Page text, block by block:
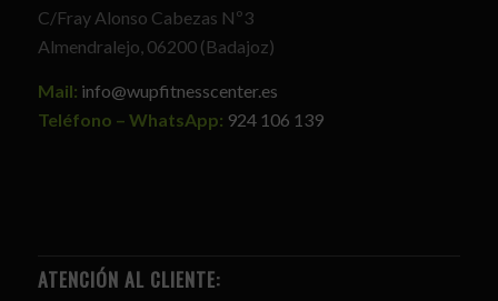
C/Fray Alonso Cabezas Nº3
Almendralejo, 06200 (Badajoz)
Mail: info@wupfitnesscenter.es
Teléfono – WhatsApp: 924 106 139
ATENCIÓN AL CLIENTE: